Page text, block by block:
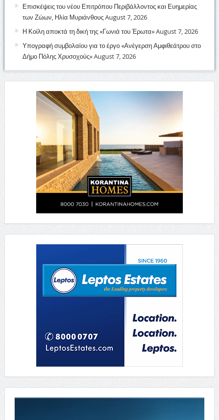
Επισκέψεις του νέου Επιτρόπου Περιβάλλοντος και Ευημερίας
των Ζώων, Ηλία ΜυριάνθουςAugust 7, 2026
Η Κοίλη αποκτά τη δική της «Γωνιά του Έρωτα»August 7, 2026
Υπογραφή συμβολαίου για το έργο «Ανέγερση Αμφιθεάτρου στο
Δήμο Πόλης Χρυσοχούς»August 7, 2026